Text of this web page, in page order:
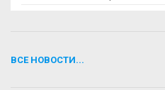
ВСЕ НОВОСТИ...